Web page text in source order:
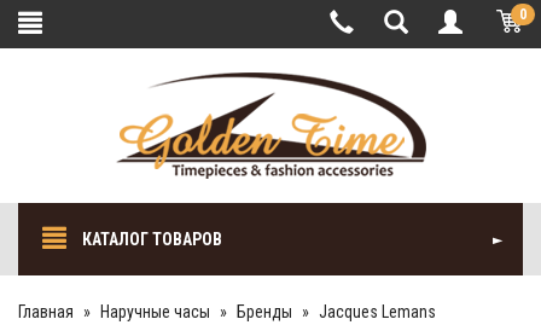
0
КАТАЛОГ ТОВАРОВ
Главная Наручные часы Бренды
Jacques Lemans